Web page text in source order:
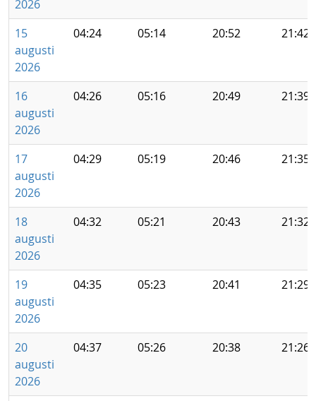
2026
15
augusti
2026
04:24 05:14 20:52 21:42
16
augusti
2026
04:26 05:16 20:49 21:39
17
augusti
2026
04:29 05:19 20:46 21:35
18
augusti
2026
04:32 05:21 20:43 21:32
19
augusti
2026
04:35 05:23 20:41 21:29
20
augusti
2026
04:37 05:26 20:38 21:26